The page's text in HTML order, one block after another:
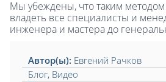
Мы убеждены, что таким
владеть все специалисты и
инженера и мастера до
Автор(ы): Евгений Рачков
Блог, Видео